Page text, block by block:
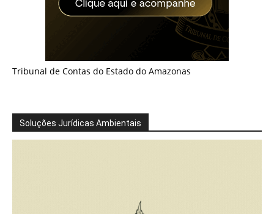
Tribunal de Contas do Estado do Amazonas
Soluções Jurídicas Ambientais